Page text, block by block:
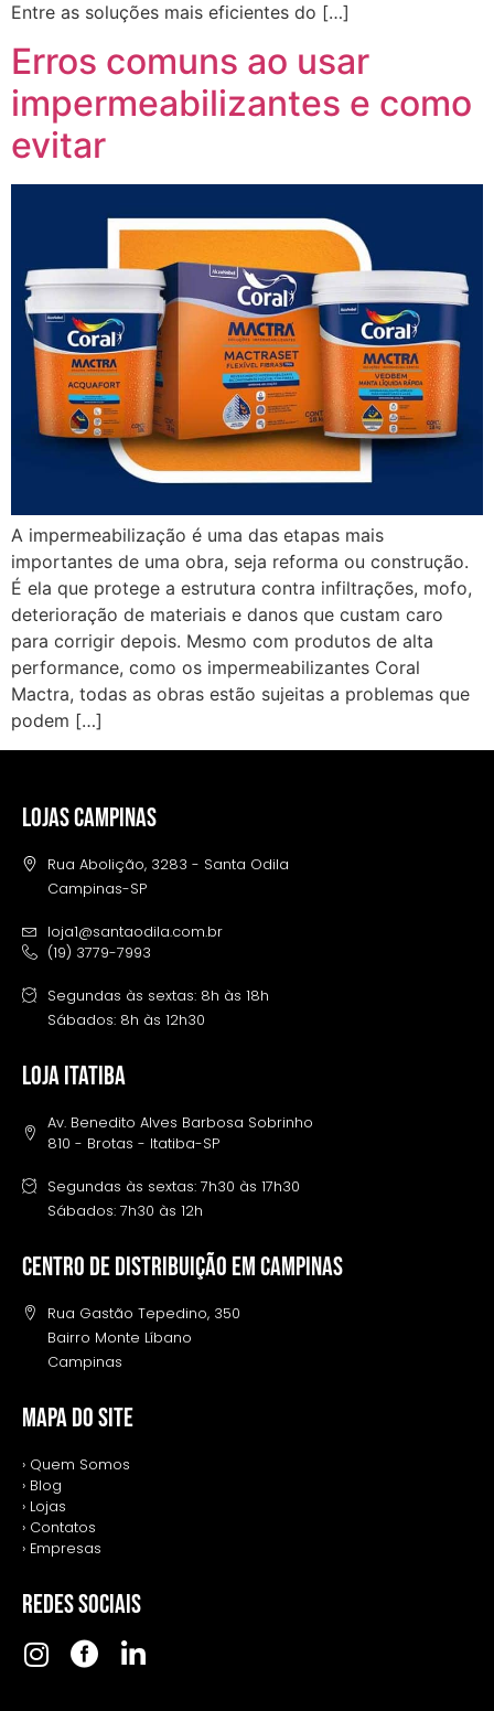
Entre as soluções mais eficientes do […]
Erros comuns ao usar
impermeabilizantes e como
evitar
A impermeabilização é uma das etapas mais
importantes de uma obra, seja reforma ou construção.
É ela que protege a estrutura contra infiltrações, mofo,
deterioração de materiais e danos que custam caro
para corrigir depois. Mesmo com produtos de alta
performance, como os impermeabilizantes Coral
Mactra, todas as obras estão sujeitas a problemas que
podem […]
LOJAS CAMPINAS
Rua Abolição, 3283 - Santa Odila
Campinas-SP
loja1@santaodila.com.br
(19) 3779-7993
Segundas às sextas: 8h às 18h
Sábados: 8h às 12h30
LOJA ITATIBA
Av. Benedito Alves Barbosa Sobrinho
810 - Brotas - Itatiba-SP
Segundas às sextas: 7h30 às 17h30
Sábados: 7h30 às 12h
Centro de distribuição em campinas
Rua Gastão Tepedino, 350
Bairro Monte Líbano
Campinas
MAPA DO SITE
› Quem Somos
› Blog
› Lojas
› Contatos
› Empresas
REDES SOCIAIS